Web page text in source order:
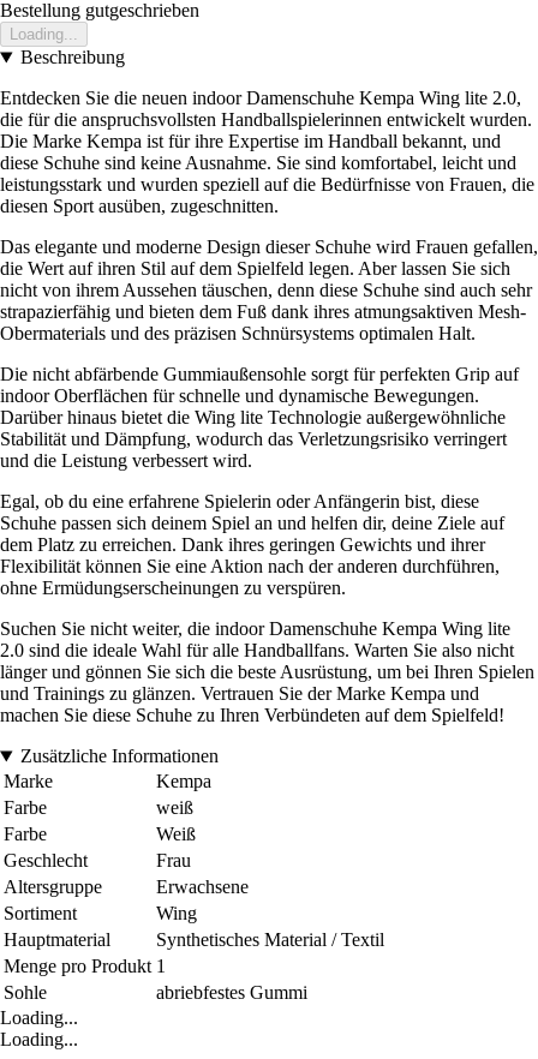
Bestellung gutgeschrieben
Loading...
Beschreibung
Entdecken Sie die neuen indoor Damenschuhe Kempa Wing lite 2.0,
die für die anspruchsvollsten Handballspielerinnen entwickelt wurden.
Die Marke Kempa ist für ihre Expertise im Handball bekannt, und
diese Schuhe sind keine Ausnahme. Sie sind komfortabel, leicht und
leistungsstark und wurden speziell auf die Bedürfnisse von Frauen, die
diesen Sport ausüben, zugeschnitten.
Das elegante und moderne Design dieser Schuhe wird Frauen gefallen,
die Wert auf ihren Stil auf dem Spielfeld legen. Aber lassen Sie sich
nicht von ihrem Aussehen täuschen, denn diese Schuhe sind auch sehr
strapazierfähig und bieten dem Fuß dank ihres atmungsaktiven Mesh-
Obermaterials und des präzisen Schnürsystems optimalen Halt.
Die nicht abfärbende Gummiaußensohle sorgt für perfekten Grip auf
indoor Oberflächen für schnelle und dynamische Bewegungen.
Darüber hinaus bietet die Wing lite Technologie außergewöhnliche
Stabilität und Dämpfung, wodurch das Verletzungsrisiko verringert
und die Leistung verbessert wird.
Egal, ob du eine erfahrene Spielerin oder Anfängerin bist, diese
Schuhe passen sich deinem Spiel an und helfen dir, deine Ziele auf
dem Platz zu erreichen. Dank ihres geringen Gewichts und ihrer
Flexibilität können Sie eine Aktion nach der anderen durchführen,
ohne Ermüdungserscheinungen zu verspüren.
Suchen Sie nicht weiter, die indoor Damenschuhe Kempa Wing lite
2.0 sind die ideale Wahl für alle Handballfans. Warten Sie also nicht
länger und gönnen Sie sich die beste Ausrüstung, um bei Ihren Spielen
und Trainings zu glänzen. Vertrauen Sie der Marke Kempa und
machen Sie diese Schuhe zu Ihren Verbündeten auf dem Spielfeld!
Zusätzliche Informationen
Marke
Kempa
Farbe
weiß
Farbe
Weiß
Geschlecht
Frau
Altersgruppe
Erwachsene
Sortiment
Wing
Hauptmaterial
Synthetisches Material / Textil
Menge pro Produkt 1
Sohle
abriebfestes Gummi
Loading...
Loading...